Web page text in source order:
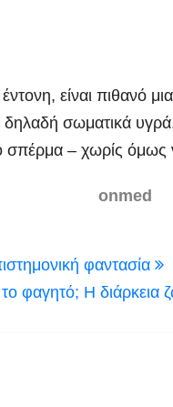
είναι πιθανό
σωματικά
σπέρμα – χωρίς
onmed
φαντασία
το φαγητό; Η